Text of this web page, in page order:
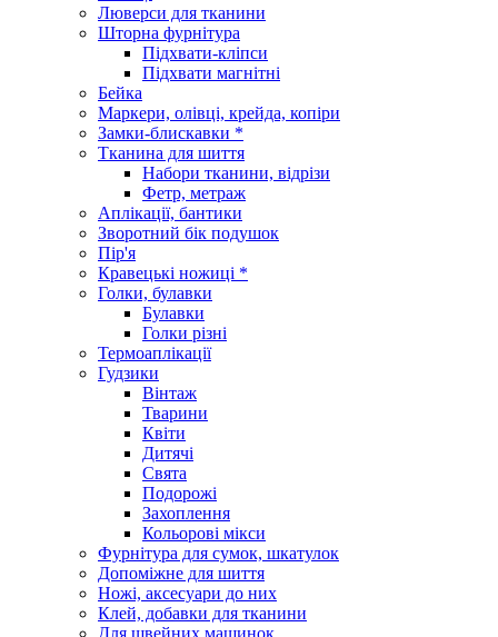
Люверси для тканини
Шторна фурнітура
Підхвати-кліпси
Підхвати магнітні
Бейка
Маркери, олівці, крейда, копіри
Замки-блискавки *
Тканина для шиття
Набори тканини, відрізи
Фетр, метраж
Аплікації, бантики
Зворотний бік подушок
Пір'я
Кравецькі ножиці *
Голки, булавки
Булавки
Голки різні
Термоаплікації
Гудзики
Вінтаж
Тварини
Квіти
Дитячі
Свята
Подорожі
Захоплення
Кольорові мікси
Фурнітура для сумок, шкатулок
Допоміжне для шиття
Ножі, аксесуари до них
Клей, добавки для тканини
Для швейних машинок